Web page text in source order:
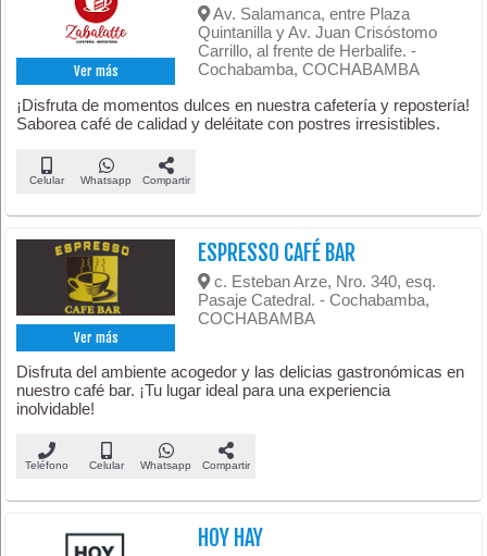
Ver más
Av. Salamanca, entre Plaza
Quintanilla y Av. Juan Crisóstomo
Carrillo, al frente de Herbalife. -
Cochabamba, COCHABAMBA
¡Disfruta de momentos dulces en nuestra cafetería y repostería!
Saborea café de calidad y deléitate con postres irresistibles.
Celular Whatsapp Compartir
Ver más
ESPRESSO CAFÉ BAR
c. Esteban Arze, Nro. 340, esq.
Pasaje Catedral. - Cochabamba,
COCHABAMBA
Disfruta del ambiente acogedor y las delicias gastronómicas en
nuestro café bar. ¡Tu lugar ideal para una experiencia
inolvidable!
Teléfono Celular Whatsapp Compartir
HOY HAY